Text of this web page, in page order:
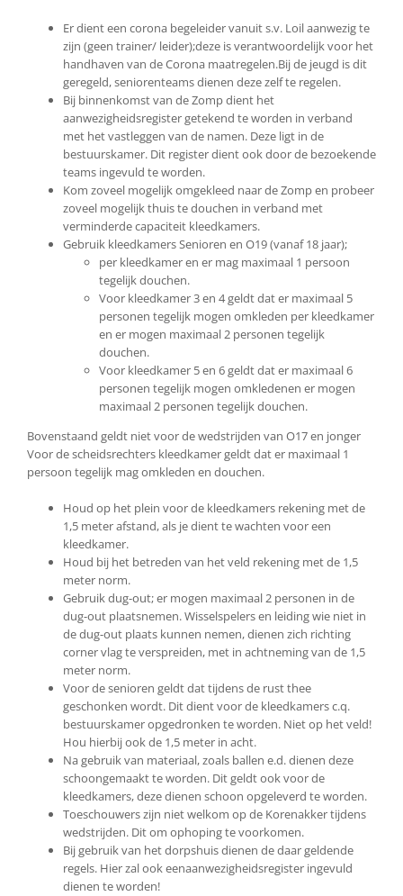
Er dient een corona begeleider vanuit s.v. Loil aanwezig te
zijn (geen trainer/ leider);deze is verantwoordelijk voor het
handhaven van de Corona maatregelen.Bij de jeugd is dit
geregeld, seniorenteams dienen deze zelf te regelen.
Bij binnenkomst van de Zomp dient het
aanwezigheidsregister getekend te worden in verband
met het vastleggen van de namen. Deze ligt in de
bestuurskamer. Dit register dient ook door de bezoekende
teams ingevuld te worden.
Kom zoveel mogelijk omgekleed naar de Zomp en probeer
zoveel mogelijk thuis te douchen in verband met
verminderde capaciteit kleedkamers.
Gebruik kleedkamers Senioren en O19 (vanaf 18 jaar);
per kleedkamer en er mag maximaal 1 persoon
tegelijk douchen.
Voor kleedkamer 3 en 4 geldt dat er maximaal 5
personen tegelijk mogen omkleden per kleedkamer
en er mogen maximaal 2 personen tegelijk
douchen.
Voor kleedkamer 5 en 6 geldt dat er maximaal 6
personen tegelijk mogen omkledenen er mogen
maximaal 2 personen tegelijk douchen.
Bovenstaand geldt niet voor de wedstrijden van O17 en jonger
Voor de scheidsrechters kleedkamer geldt dat er maximaal 1
persoon tegelijk mag omkleden en douchen.
Houd op het plein voor de kleedkamers rekening met de
1,5 meter afstand, als je dient te wachten voor een
kleedkamer.
Houd bij het betreden van het veld rekening met de 1,5
meter norm.
Gebruik dug-out; er mogen maximaal 2 personen in de
dug-out plaatsnemen. Wisselspelers en leiding wie niet in
de dug-out plaats kunnen nemen, dienen zich richting
corner vlag te verspreiden, met in achtneming van de 1,5
meter norm.
Voor de senioren geldt dat tijdens de rust thee
geschonken wordt. Dit dient voor de kleedkamers c.q.
bestuurskamer opgedronken te worden. Niet op het veld!
Hou hierbij ook de 1,5 meter in acht.
Na gebruik van materiaal, zoals ballen e.d. dienen deze
schoongemaakt te worden. Dit geldt ook voor de
kleedkamers, deze dienen schoon opgeleverd te worden.
Toeschouwers zijn niet welkom op de Korenakker tijdens
wedstrijden. Dit om ophoping te voorkomen.
Bij gebruik van het dorpshuis dienen de daar geldende
regels. Hier zal ook eenaanwezigheidsregister ingevuld
dienen te worden!